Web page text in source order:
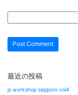
最近の投稿
js workshop sapporo vol4